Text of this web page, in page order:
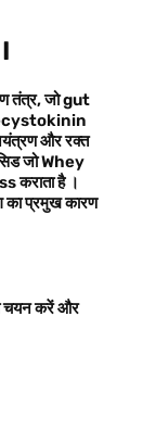
तंत्र,जोgut
और रक्त
जो Whey
कराता है ।
का प्रमुख कारण
चयन करें और